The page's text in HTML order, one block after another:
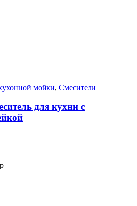
мойки, Смесители
для кухни с